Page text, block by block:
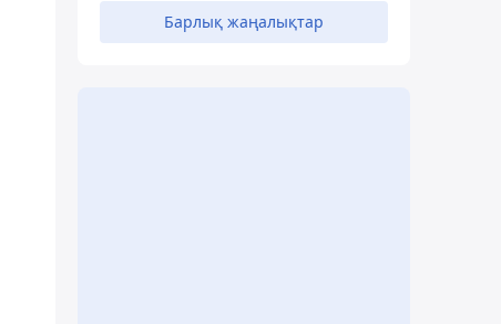
Барлық жаңалықтар